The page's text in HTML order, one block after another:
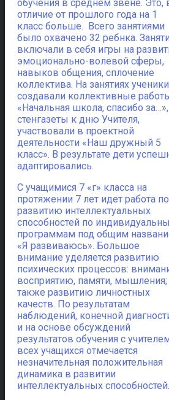
обучения в среднем звене. Это,
отличие от прошлого года на 1
класс больше. Всего занятиями
было охвачено 32 ребнка.
включали в себя игры на
эмоционально-волевой сферы,
навыков общения, сплочение
коллектива. На занятиях ученики
создавали коллективные
«Начальная школа, спасибо за…»,
стенгазеты к дню Учителя,
участвовали в проектной
деятельности «Наш дружный 5
класс». В результате дети
адаптировались.
С учащимися 7 «г» класса на
протяжении 7 лет идет работа по
развитию интеллектуальных
способностей по
программам под общим
«Я развиваюсь». Большое
внимание уделяется развитию
психических процессов:
восприятию, памяти, мышления;
также развитию личностных
качеств. По результатам
наблюдений, конечной
и на основе обсуждений
результатов обучения с
всех учащихся отмечается
незначительная положительная
динамика в развитии
интеллектуальных способностей.